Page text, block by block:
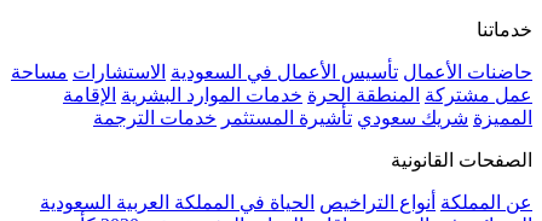
خدماتنا
حاضنات الأعمال تأسيس الأعمال في السعودية الاستشارات مساحة
عمل مشتركة المنطقة الحرة خدمات الموارد البشرية الإقامة
المميزة شريك سعودي تأشيرة المستثمر خدمات الترجمة
الصفحات القانونية
عن المملكة أنواع التراخيص الحياة في المملكة العربية السعودية